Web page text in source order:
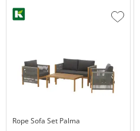
Rope Sofa Set Palma
Zur